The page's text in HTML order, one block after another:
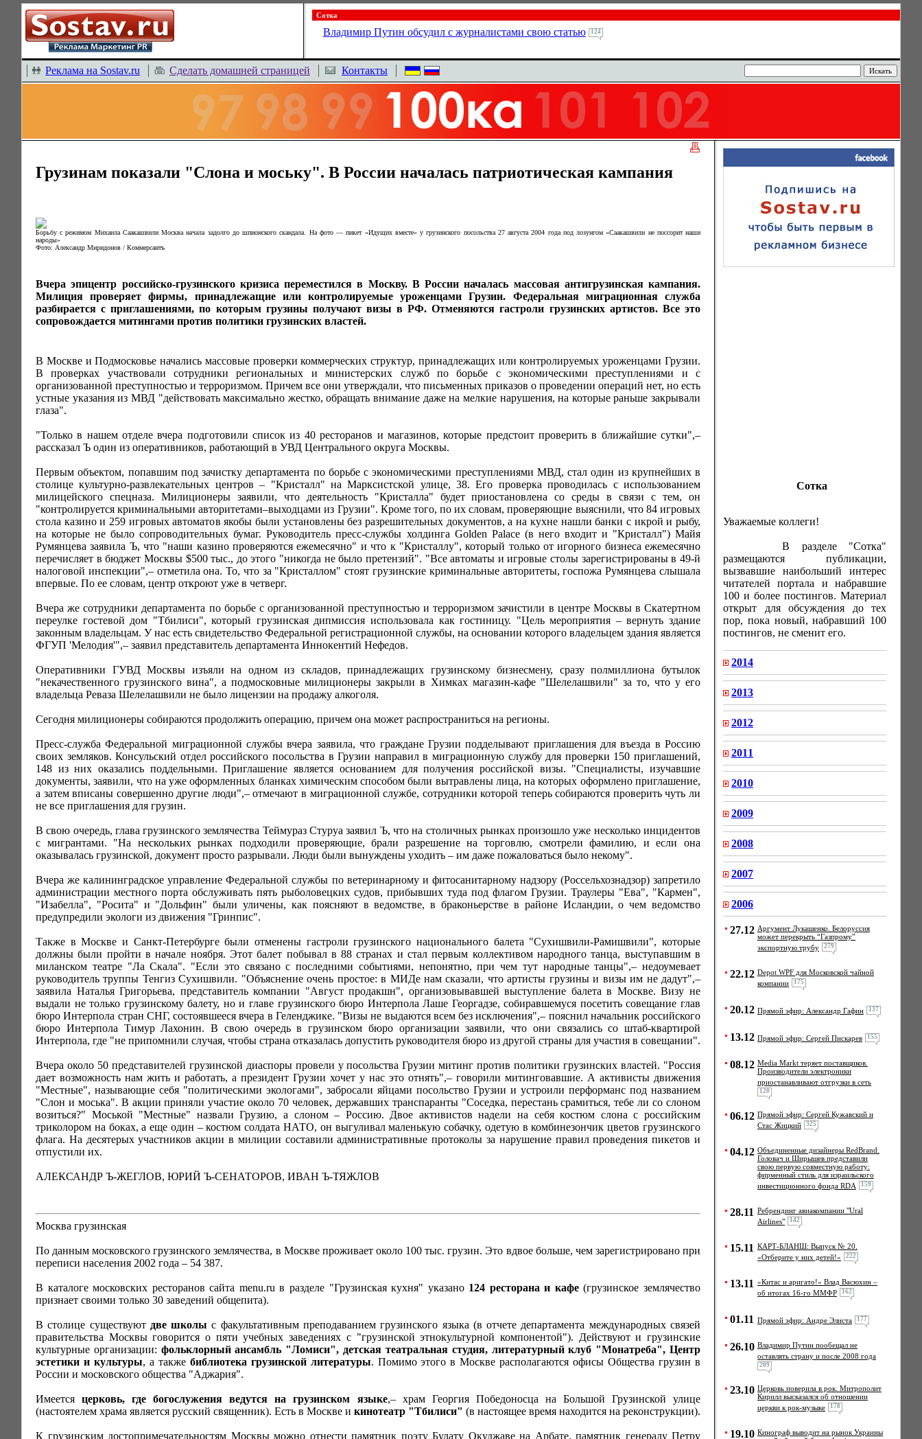
Сотка
Владимир Путин обсудил с журналистами свою статью 124
Реклама на Sostav.ru Сделать домашней страницей Контакты
Грузинам показали "Слона и моську". В России началась патриотическая кампания
Борьбу с режимом Михаила Саакашвили Москва начала задолго до шпионского скандала. На фото — пикет «Идущих вместе» у грузинского посольства 27 августа 2004 года под лозунгом «Саакашвили не поссорит наши
народы»
Фото: Александр Миридонов / Коммерсантъ
Вчера эпицентр российско-грузинского кризиса переместился в Москву. В России началась массовая антигрузинская кампания.
Милиция проверяет фирмы, принадлежащие или контролируемые уроженцами Грузии. Федеральная миграционная служба
разбирается с приглашениями, по которым грузины получают визы в РФ. Отменяются гастроли грузинских артистов. Все это
сопровождается митингами против политики грузинских властей.
В Москве и Подмосковье начались массовые проверки коммерческих структур, принадлежащих или контролируемых уроженцами Грузии.
В проверках участвовали сотрудники региональных и министерских служб по борьбе с экономическими преступлениями и с
организованной преступностью и терроризмом. Причем все они утверждали, что письменных приказов о проведении операций нет, но есть
устные указания из МВД "действовать максимально жестко, обращать внимание даже на мелкие нарушения, на которые раньше закрывали
глаза".
"Только в нашем отделе вчера подготовили список из 40 ресторанов и магазинов, которые предстоит проверить в ближайшие сутки",–
рассказал Ъ один из оперативников, работающий в УВД Центрального округа Москвы.
Первым объектом, попавшим под зачистку департамента по борьбе с экономическими преступлениями МВД, стал один из крупнейших в
столице культурно-развлекательных центров – "Кристалл" на Марксистской улице, 38. Его проверка проводилась с использованием
милицейского спецназа. Милиционеры заявили, что деятельность "Кристалла" будет приостановлена со среды в связи с тем, он
"контролируется криминальными авторитетами–выходцами из Грузии". Кроме того, по их словам, проверяющие выяснили, что 84 игровых
стола казино и 259 игровых автоматов якобы были установлены без разрешительных документов, а на кухне нашли банки с икрой и рыбу,
на которые не было сопроводительных бумаг. Руководитель пресс-службы холдинга Golden Palace (в него входит и "Кристалл") Майя
Румянцева заявила Ъ, что "наши казино проверяются ежемесячно" и что к "Кристаллу", который только от игорного бизнеса ежемесячно
перечисляет в бюджет Москвы $500 тыс., до этого "никогда не было претензий". "Все автоматы и игровые столы зарегистрированы в 49-й
налоговой инспекции",– отметила она. То, что за "Кристаллом" стоят грузинские криминальные авторитеты, госпожа Румянцева слышала
впервые. По ее словам, центр откроют уже в четверг.
Вчера же сотрудники департамента по борьбе с организованной преступностью и терроризмом зачистили в центре Москвы в Скатертном
переулке гостевой дом "Тбилиси", который грузинская дипмиссия использовала как гостиницу. "Цель мероприятия – вернуть здание
законным владельцам. У нас есть свидетельство Федеральной регистрационной службы, на основании которого владельцем здания является
ФГУП 'Мелодия'",– заявил представитель департамента Иннокентий Нефедов.
Оперативники ГУВД Москвы изъяли на одном из складов, принадлежащих грузинскому бизнесмену, сразу полмиллиона бутылок
"некачественного грузинского вина", а подмосковные милиционеры закрыли в Химках магазин-кафе "Шелелашвили" за то, что у его
владельца Реваза Шелелашвили не было лицензии на продажу алкоголя.
Сегодня милиционеры собираются продолжить операцию, причем она может распространиться на регионы.
Пресс-служба Федеральной миграционной службы вчера заявила, что граждане Грузии подделывают приглашения для въезда в Россию
своих земляков. Консульский отдел российского посольства в Грузии направил в миграционную службу для проверки 150 приглашений,
148 из них оказались поддельными. Приглашение является основанием для получения российской визы. "Специалисты, изучавшие
документы, заявили, что на уже оформленных бланках химическим способом были вытравлены лица, на которых оформлено приглашение,
а затем вписаны совершенно другие люди",– отмечают в миграционной службе, сотрудники которой теперь собираются проверить чуть ли
не все приглашения для грузин.
В свою очередь, глава грузинского землячества Теймураз Стуруа заявил Ъ, что на столичных рынках произошло уже несколько инцидентов
с мигрантами. "На нескольких рынках подходили проверяющие, брали разрешение на торговлю, смотрели фамилию, и если она
оказывалась грузинской, документ просто разрывали. Люди были вынуждены уходить – им даже пожаловаться было некому".
Вчера же калининградское управление Федеральной службы по ветеринарному и фитосанитарному надзору (Россельхознадзор) запретило
администрации местного порта обслуживать пять рыболовецких судов, прибывших туда под флагом Грузии. Траулеры "Ева", "Кармен",
"Изабелла", "Росита" и "Дольфин" были уличены, как поясняют в ведомстве, в браконьерстве в районе Исландии, о чем ведомство
предупредили экологи из движения "Гринпис".
Также в Москве и Санкт-Петербурге были отменены гастроли грузинского национального балета "Сухишвили-Рамишвили", которые
должны были пройти в начале ноября. Этот балет побывал в 88 странах и стал первым коллективом народного танца, выступавшим в
миланском театре "Ла Скала". "Если это связано с последними событиями, непонятно, при чем тут народные танцы",– недоумевает
руководитель труппы Тенгиз Сухишвили. "Объяснение очень простое: в МИДе нам сказали, что артисты грузины и визы им не дадут",–
заявила Наталья Григорьева, представитель компании "Август продакшн", организовывавшей выступление балета в Москве. Визу не
выдали не только грузинскому балету, но и главе грузинского бюро Интерпола Лаше Георгадзе, собиравшемуся посетить совещание глав
бюро Интерпола стран СНГ, состоявшееся вчера в Геленджике. "Визы не выдаются всем без исключения",– пояснил начальник российского
бюро Интерпола Тимур Лахонин. В свою очередь в грузинском бюро организации заявили, что они связались со штаб-квартирой
Интерпола, где "не припомнили случая, чтобы страна отказалась допустить руководителя бюро из другой страны для участия в совещании".
Вчера около 50 представителей грузинской диаспоры провели у посольства Грузии митинг против политики грузинских властей. "Россия
дает возможность нам жить и работать, а президент Грузии хочет у нас это отнять",– говорили митинговавшие. А активисты движения
"Местные", называющие себя "политическими экологами", забросали яйцами посольство Грузии и устроили перформанс под названием
"Слон и моська". В акции приняли участие около 70 человек, державших транспаранты "Соседка, перестань срамиться, тебе ли со слоном
возиться?" Моськой "Местные" назвали Грузию, а слоном – Россию. Двое активистов надели на себя костюм слона с российским
триколором на боках, а еще один – костюм солдата НАТО, он выгуливал маленькую собачку, одетую в комбинезончик цветов грузинского
флага. На десятерых участников акции в милиции составили административные протоколы за нарушение правил проведения пикетов и
отпустили их.
АЛЕКСАНДР Ъ-ЖЕГЛОВ, ЮРИЙ Ъ-СЕНАТОРОВ, ИВАН Ъ-ТЯЖЛОВ
Москва грузинская
По данным московского грузинского землячества, в Москве проживает около 100 тыс. грузин. Это вдвое больше, чем зарегистрировано при
переписи населения 2002 года – 54 387.
В каталоге московских ресторанов сайта menu.ru в разделе "Грузинская кухня" указано 124 ресторана и кафе(грузинское землячество
признает своими только 30 заведений общепита).
В столице существуют две школы с факультативным преподаванием грузинского языка (в отчете департамента международных связей
правительства Москвы говорится о пяти учебных заведениях с "грузинской этнокультурной компонентой"). Действуют и грузинские
культурные организации: фольклорный ансамбль "Ломиси", детская театральная студия, литературный клуб "Монатреба", Центр
эстетики и культуры, а также библиотека грузинской литературы. Помимо этого в Москве располагаются офисы Общества грузин в
России и московского общества "Аджария".
Имеетсяцерковь, где богослужения ведутся на грузинском языке,– храм Георгия Победоносца на Большой Грузинской улице
(настоятелем храма является русский священник). Есть в Москве и кинотеатр "Тбилиси" (в настоящее время находится на реконструкции).
К грузинским достопримечательностям Москвы можно отнести памятник поэту Булату Окуджаве на Арбате, памятник генералу Петру
Сотка
Уважаемые коллеги!
В разделе "Сотка"
размещаются публикации,
вызвавшие наибольший интерес
читателей портала и набравшие
100 и более постингов. Материал
открыт для обсуждения до тех
пор, пока новый, набравший 100
постингов, не сменит его.
2014
2013
2012
2011
2010
2009
2008
2007
2006
27.12 Аргумент Лукашенко. Белоруссия
может перекрыть “Газпрому”
экспортную трубу
279
22.12 Depot WPF для Московской чайной
компании
175
20.12 Прямой эфир: Александр Гафин 137
13.12 Прямой эфир: Сергей Пискарев 155
08.12 Media Markt теряет поставщиков.
Производители электроники
приостанавливают отгрузки в сеть
120
06.12 Прямой эфир: Сергей Кужавский и
Стас Жицкий
325
04.12 Объединенные дизайнеры RedBrand.
Головач и Ширышев представили
свою первую совместную работу:
фирменный стиль для израильского
инвестиционного фонда RDA
159
28.11 Ребрендинг авиакомпании "Ural
Airlines"
142
15.11 КАРТ-БЛАНШ: Выпуск № 20.
«Отберите у них детей!»
222
13.11 «Китас и аригато!» Влад Васюхин –
об итогах 16-го ММФР
162
01.11 Прямой эфир: Андре Элиста 177
26.10 Владимир Путин пообещал не
оставлять страну и после 2008 года
209
23.10 Церковь поверила в рок. Mитрополит
Кирилл высказался об отношении
церкви к рок-музыке
178
19.10 Кинограф выводит на рынок Украины